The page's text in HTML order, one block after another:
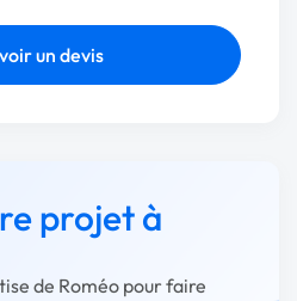
un devis
projet à
de Roméo pour faire